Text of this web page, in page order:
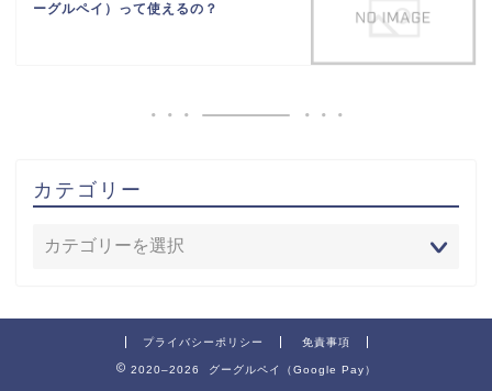
ーグルペイ）って使えるの？
カテゴリー
プライバシーポリシー 免責事項
2020–2026 グーグルペイ（Google Pay）